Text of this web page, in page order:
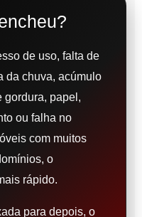
de uso, falta de
da chuva, acúmulo
gordura, papel,
ou falha no
com muitos
o
rápido.
para depois, o